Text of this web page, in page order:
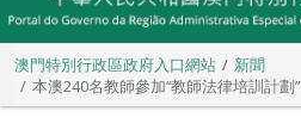
澳門特別行政區政府入口網站
新聞
本澳240名教師參加“教師法律培訓計劃”